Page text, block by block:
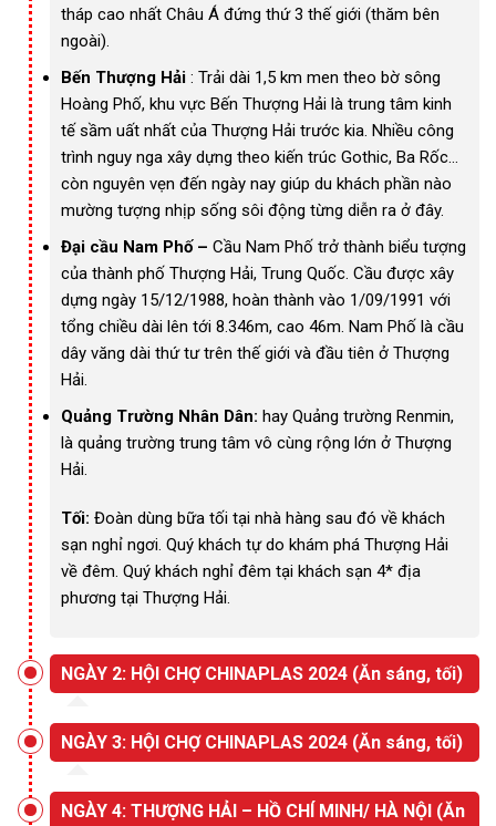
tháp cao nhất Châu Á đứng thứ 3 thế giới (thăm bên
ngoài).
Bến Thượng Hải : Trải dài 1,5 km men theo bờ sông
Hoàng Phố, khu vực Bến Thượng Hải là trung tâm kinh
tế sầm uất nhất của Thượng Hải trước kia. Nhiều công
trình nguy nga xây dựng theo kiến trúc Gothic, Ba Rốc…
còn nguyên vẹn đến ngày nay giúp du khách phần nào
mường tượng nhịp sống sôi động từng diễn ra ở đây.
Đại cầu Nam Phố – Cầu Nam Phố trở thành biểu tượng
của thành phố Thượng Hải, Trung Quốc. Cầu được xây
dựng ngày 15/12/1988, hoàn thành vào 1/09/1991 với
tổng chiều dài lên tới 8.346m, cao 46m. Nam Phố là cầu
dây văng dài thứ tư trên thế giới và đầu tiên ở Thượng
Hải.
Quảng Trường Nhân Dân: hay Quảng trường Renmin,
là quảng trường trung tâm vô cùng rộng lớn ở Thượng
Hải.
Tối: Đoàn dùng bữa tối tại nhà hàng sau đó về khách
sạn nghỉ ngơi. Quý khách tự do khám phá Thượng Hải
về đêm. Quý khách nghỉ đêm tại khách sạn 4* địa
phương tại Thượng Hải.
NGÀY 2: HỘI CHỢ CHINAPLAS 2024 (Ăn sáng, tối)
NGÀY 3: HỘI CHỢ CHINAPLAS 2024 (Ăn sáng, tối)
NGÀY 4: THƯỢNG HẢI – HỒ CHÍ MINH/ HÀ NỘI (Ăn